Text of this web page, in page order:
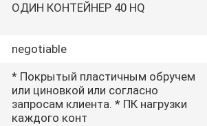
ОДИН КОНТЕЙНЕР 40 HQ
negotiable
* Покрытый пластичным обручем
или циновкой или согласно
запросам клиента. * ПК нагрузки
каждого конт